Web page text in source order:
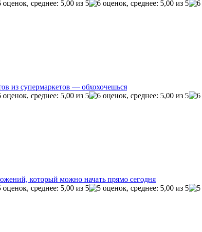
из супермаркетов — обхохочешься
который можно начать прямо сегодня